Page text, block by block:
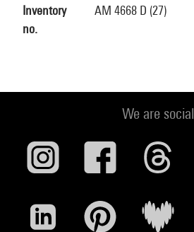
Inventory
no.
AM 4668 D (27)
We are social